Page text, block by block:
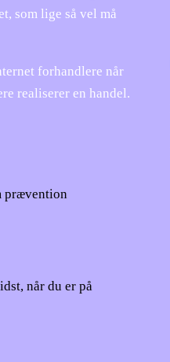
som lige så vel må
forhandlere når
realiserer en handel.
prævention
når du er på